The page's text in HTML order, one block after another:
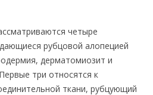
четыре
рубцовой алопецией
дерматомиозит и
три относятся к
ткани, рубцующий